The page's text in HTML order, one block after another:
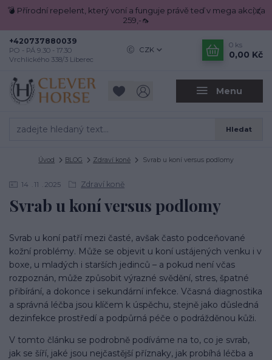
💣 Přírodní repelent, který voní a funguje právě teď v mega akci za
259,-🦟
Menu
CZK
Hledat
+420737880039
PO - PÁ 9.30 - 17.30
Vrchlického 338/3 Liberec
0 ks
0,00 Kč
Úvod BLOG Zdraví koně Svrab u koní versus podlomy
14 11 2025 Zdraví koně
Svrab u koní versus podlomy
Svrab u koní patří mezi časté, avšak často podceňované
kožní problémy. Může se objevit u koní ustájených venku i v
boxe, u mladých i starších jedinců – a pokud není včas
rozpoznán, může způsobit výrazné svědění, stres, špatné
přibírání, a dokonce i sekundární infekce. Včasná diagnostika
a správná léčba jsou klíčem k úspěchu, stejně jako důsledná
dezinfekce prostředí a podpůrná péče o podrážděnou kůži.
V tomto článku se podrobně podíváme na to, co je svrab,
jak se šíří, jaké jsou nejčastější příznaky, jak probíhá léčba a